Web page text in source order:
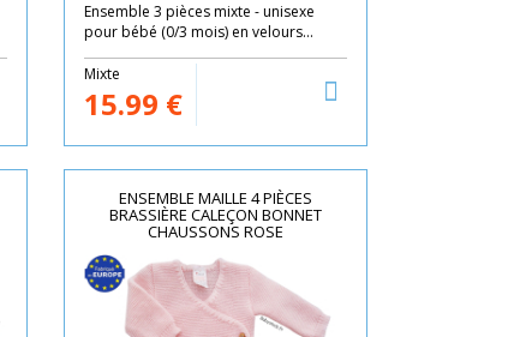
Ensemble 3 pièces mixte - unisexe
pour bébé (0/3 mois) en velours...
Mixte
15.99 €
ENSEMBLE MAILLE 4 PIÈCES
BRASSIÈRE CALEÇON BONNET
CHAUSSONS ROSE